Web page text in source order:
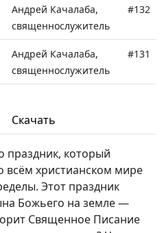
Андрей Качалаба,
священнослужитель
#132
Андрей Качалаба,
священнослужитель
#131
священнослужитель
священнослужитель
Андрей Качалаба,
священнослужитель
Скачать
праздник, который
всём христианском мире
Этот праздник
Божьего на земле —
Священное Писание